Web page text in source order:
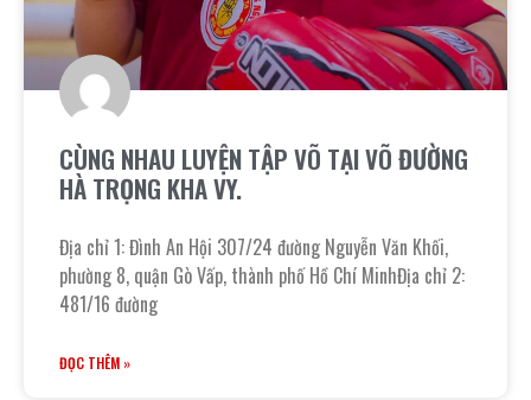
CÙNG NHAU LUYỆN TẬP VÕ TẠI VÕ ĐƯỜNG
HÀ TRỌNG KHA VY.
Địa chỉ 1: Đình An Hội 307/24 đường Nguyễn Văn Khối,
phường 8, quận Gò Vấp, thành phố Hồ Chí MinhĐịa chỉ 2:
481/16 đường
ĐỌC THÊM »